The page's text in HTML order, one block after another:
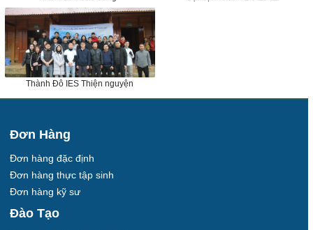
Thành Đô IES Thiện nguyện
Đơn Hàng
Đơn hàng đặc định
Đơn hàng thực tập sinh
Đơn hàng kỹ sư
Đào Tạo